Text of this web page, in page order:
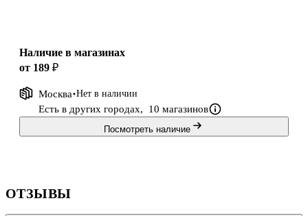
Наличие в магазинах
от 189 ₽
Москва Нет в наличии
Есть в других городах, 10 магазинов
Посмотреть наличие
ОТЗЫВЫ